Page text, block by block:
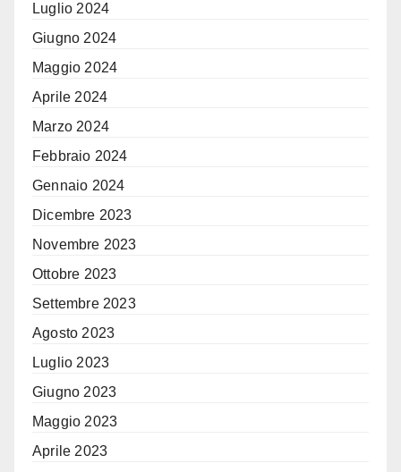
Luglio 2024
Giugno 2024
Maggio 2024
Aprile 2024
Marzo 2024
Febbraio 2024
Gennaio 2024
Dicembre 2023
Novembre 2023
Ottobre 2023
Settembre 2023
Agosto 2023
Luglio 2023
Giugno 2023
Maggio 2023
Aprile 2023